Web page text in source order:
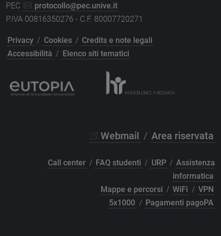
PEC
protocollo@pec.unive.it
P.IVA 00816350276 - C.F. 80007720271
Privacy / Cookies / Credits e note legali
Accessibilità / Elenco siti tematici
Webmail / Area riservata
Call center / FAQ studenti / URP / Assistenza
informatica
Mappe e percorsi / WiFi / VPN
5x1000 / Pagamenti pagoPA